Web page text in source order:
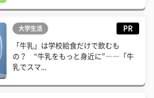
大学生活 PR
「牛乳」は学校給食だけで飲むも
の？ “牛乳をもっと身近に”――「牛
乳でスマ...